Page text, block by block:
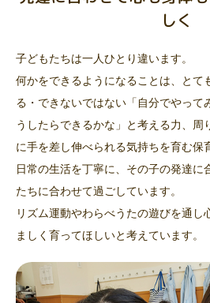
しく
子どもたちは一人ひとり違います。
何かをできるようになることは、とて
る・できないではない「自分でやって
うしたらできるかな」と考える力、周
に手を差し伸べられる気持ちを育む保
日常の生活を丁寧に、その子の発達に
たちに合わせて過ごしています。
リズム運動やわらべうたの遊びを通し
ましく育ってほしいと考えています。